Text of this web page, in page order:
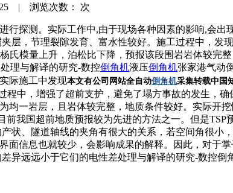
| 浏览次数：
次
行探测。实际工作中,由于现场各种因素的影响,会
层，节理裂隙发育、富水性较好。施工过程中，发
氏模量上升，泊松比下降，预报该段围岩岩体较完
理与解译的研究-数控倒角机液压倒角机张家港气动
际施工中发现本文有公司网站全自动倒角机采集转载中国
中，增强了超前支护，避免了塌方事故的发生，
一岩层，且岩体较完整，地质条件较好。实际开
前我国超前地质预报较为先进的方法之一。但是
状、隧道轴线的夹角有很大的关系，若空间角很
面信息也就较少，会影响成果的解释。因此，对于
异远远小于它们的电性差处理与解译的研究-数控